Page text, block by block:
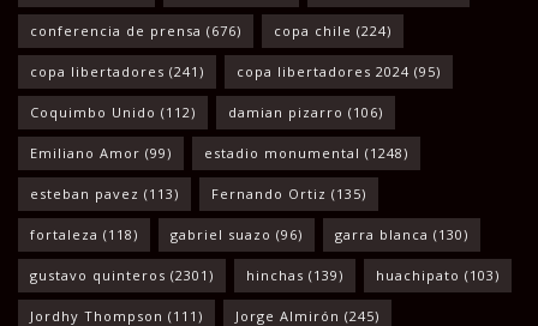
conferencia de prensa (676) copa chile (224)
copa libertadores (241) copa libertadores 2024 (95)
Coquimbo Unido (112) damian pizarro (106)
Emiliano Amor (99) estadio monumental (1248)
esteban pavez (113) Fernando Ortiz (135)
fortaleza (118) gabriel suazo (96) garra blanca (130)
gustavo quinteros (2301) hinchas (139) huachipato (103)
Jordhy Thompson (111) Jorge Almirón (245)